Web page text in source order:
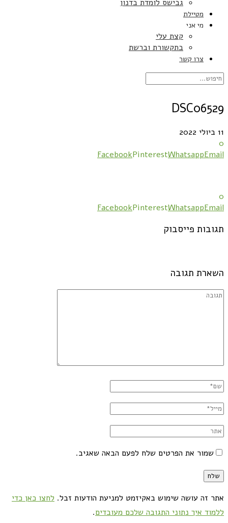
גבישס לומדת בדנון
מטיילת
מי אני
קצת עלי
בתקשורת וברשת
צרו קשר
DSC06529
11 ביולי 2022
0
FacebookPinterestWhatsappEmail
0
FacebookPinterestWhatsappEmail
תגובות פייסבוק
השארת תגובה
שמור את הפרטים שלח לפעם הבאה שאגיב.
אתר זה עושה שימוש באקיזמט למניעת הודעות זבל. לחצו כאן כדי
ללמוד איך נתוני התגובה שלכם מעובדים.